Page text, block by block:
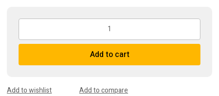
Nauticam
Macro
3
3)
Add to cart
Add to wishlist Add to compare